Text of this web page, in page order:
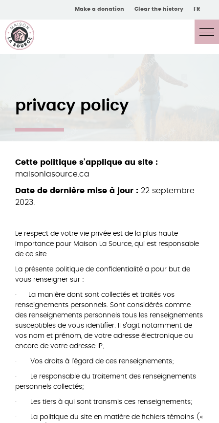
Make a donation Clear the history FR
privacy policy
Cette politique s’applique au site :
maisonlasource.ca
Date de dernière mise à jour : 22 septembre
2023.
Le respect de votre vie privée est de la plus haute
importance pour Maison La Source, qui est responsable
de ce site.
La présente politique de confidentialité a pour but de
vous renseigner sur :
· La manière dont sont collectés et traités vos
renseignements personnels. Sont considérés comme
des renseignements personnels tous les renseignements
susceptibles de vous identifier. II s’agit notamment de
vos nom et prénom, de votre adresse électronique ou
encore de votre adresse IP;
· Vos droits à l’égard de ces renseignements;
· Le responsable du traitement des renseignements
personnels collectés;
· Les tiers à qui sont transmis ces renseignements;
· La politique du site en matière de fichiers témoins («